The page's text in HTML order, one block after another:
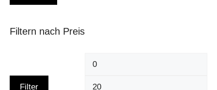
Filtern nach Preis
Filter